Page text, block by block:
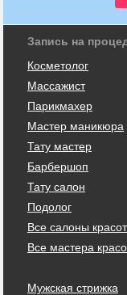
Запись на
Косметолог
Массажист
Парикмахер
Мастер маникюра
Тату мастер
Барбершоп
Тату салон
Подолог
Все салоны
Все мастера
Мужская стрижка